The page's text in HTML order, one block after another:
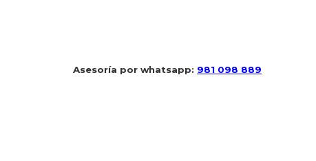
Asesoría por whatsapp: 981 098 889